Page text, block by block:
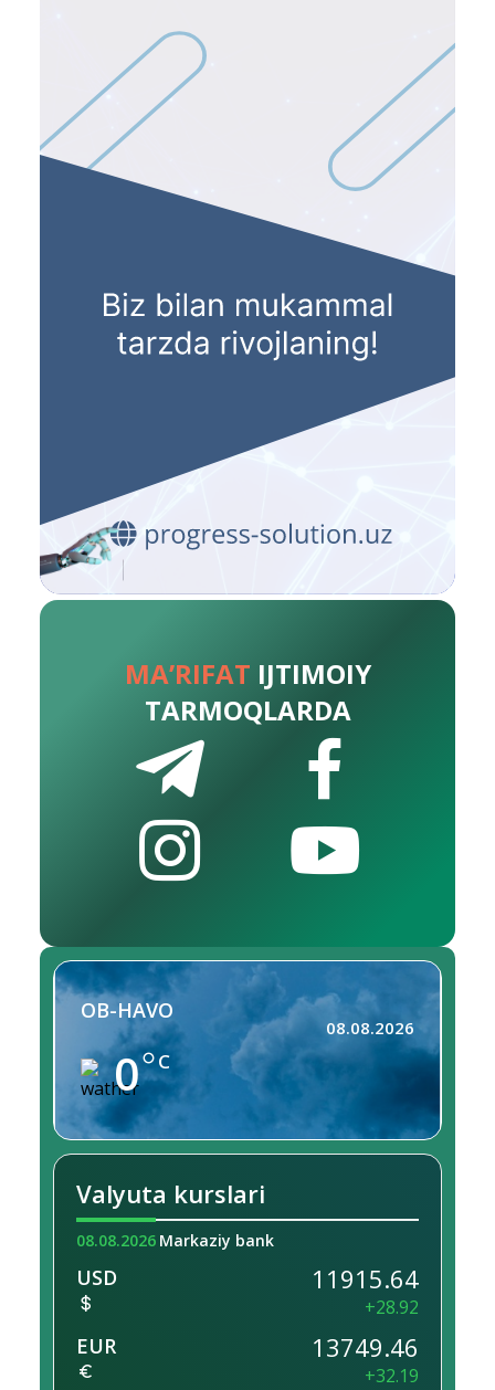
MA’RIFAT IJTIMOIY
TARMOQLARDA
OB-HAVO
0 C
08.08.2026
Valyuta kurslari
08.08.2026 Markaziy bank
USD 11915.64
+28.92
EUR 13749.46
+32.19